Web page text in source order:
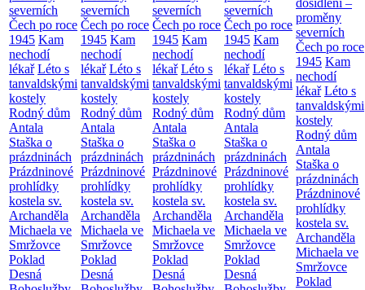
severních
Čech po roce
1945 Kam
nechodí
lékař Léto s
tanvaldskými
kostely
Rodný dům
Antala
Staška o
prázdninách
Prázdninové
prohlídky
kostela sv.
Archanděla
Michaela ve
Smržovce
Poklad
Desná
severních
Čech po roce
1945 Kam
nechodí
lékař Léto s
tanvaldskými
kostely
Rodný dům
Antala
Staška o
prázdninách
Prázdninové
prohlídky
kostela sv.
Archanděla
Michaela ve
Smržovce
Poklad
Desná
severních
Čech po roce
1945 Kam
nechodí
lékař Léto s
tanvaldskými
kostely
Rodný dům
Antala
Staška o
prázdninách
Prázdninové
prohlídky
kostela sv.
Archanděla
Michaela ve
Smržovce
Poklad
Desná
severních
Čech po roce
1945 Kam
nechodí
lékař Léto s
tanvaldskými
kostely
Rodný dům
Antala
Staška o
prázdninách
Prázdninové
prohlídky
kostela sv.
Archanděla
Michaela ve
Smržovce
Poklad
Desná
proměny
severních
Čech po roce
1945 Kam
nechodí
lékař Léto s
tanvaldskými
kostely
Rodný dům
Antala
Staška o
prázdninách
Prázdninové
prohlídky
kostela sv.
Archanděla
Michaela ve
Smržovce
Poklad